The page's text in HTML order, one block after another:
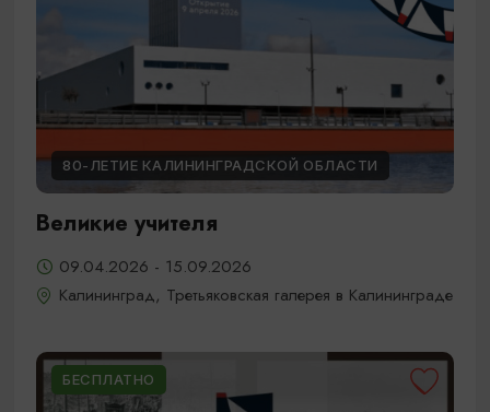
80-ЛЕТИЕ КАЛИНИНГРАДСКОЙ ОБЛАСТИ
Великие учителя
09.04.2026 - 15.09.2026
Калининград, Третьяковская галерея в Калининграде
БЕСПЛАТНО